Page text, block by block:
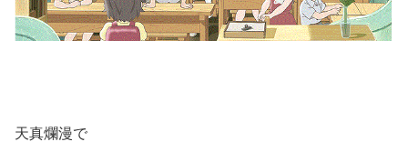
天真爛漫で